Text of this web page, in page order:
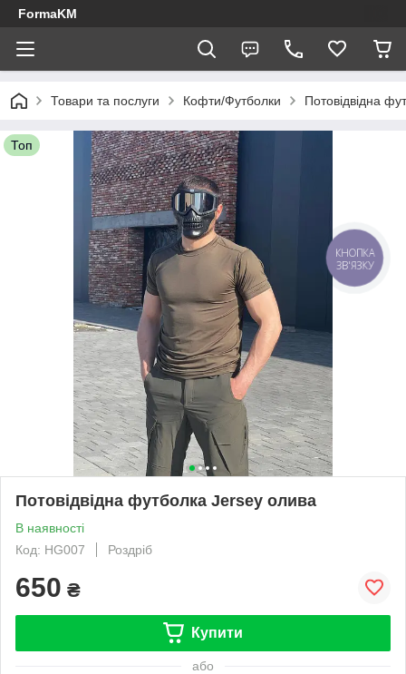
FormaKM
Товари та послуги Кофти/Футболки Потовідвідна
Топ
Потовідвідна футболка Jersey олива
В наявності
Код: HG007
Роздріб
650 ₴
Купити
або
КНОПКА
ЗВ'ЯЗКУ